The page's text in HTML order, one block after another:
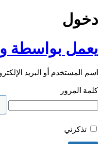
دخول
يعمل بواسطة
اسم المستخدم أو البريد
كلمة المرور
تذكرني